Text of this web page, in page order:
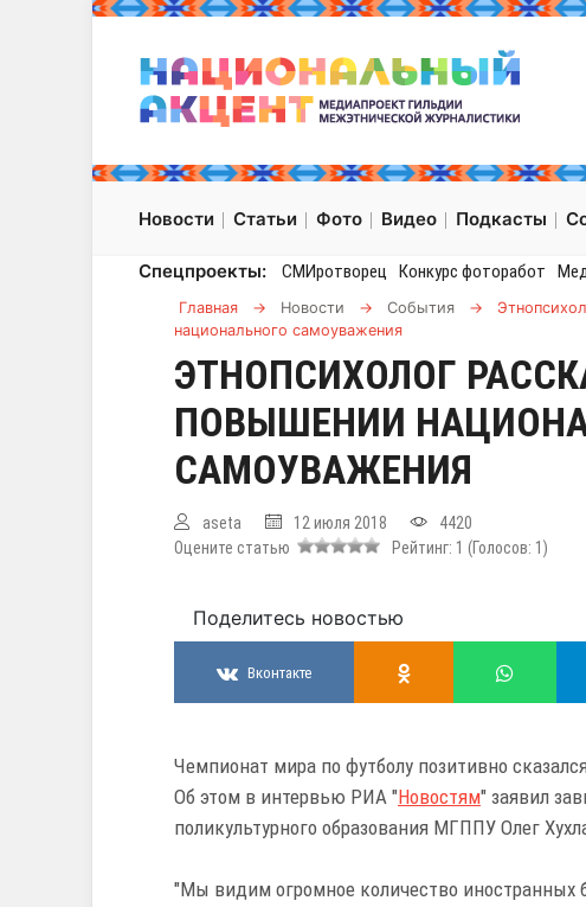
Новости Статьи Фото Видео Подкасты
Спецпроекты: СМИротворец Конкурс фоторабот
Главная → Новости → События →
национального самоуважения
ЭТНОПСИХОЛОГ
ПОВЫШЕНИИ
САМОУВАЖЕНИЯ
aseta 12 июля 2018
4420
Оцените статью
Рейтинг: 1 (Голосов: 1 )
Поделитесь новостью
Вконтакте
Чемпионат мира по футболу позитивно
Об этом в интервью РИА "Новостям" заявил
поликультурного образования МГППУ Олег
"Мы видим огромное количество иностранных